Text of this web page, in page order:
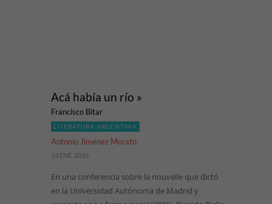
Acá había un río »
Francisco Bitar
LITERATURA ARGENTINA
Antonio Jiménez Morato
14 ENE, 2016
En una conferencia sobre la nouvelle que dictó
en la Universidad Autónoma de Madrid y